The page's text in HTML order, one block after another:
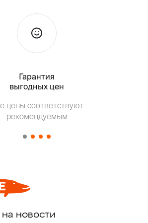
Гарантия
выгодных цен
цены соответствуют
рекомендуемым
новости